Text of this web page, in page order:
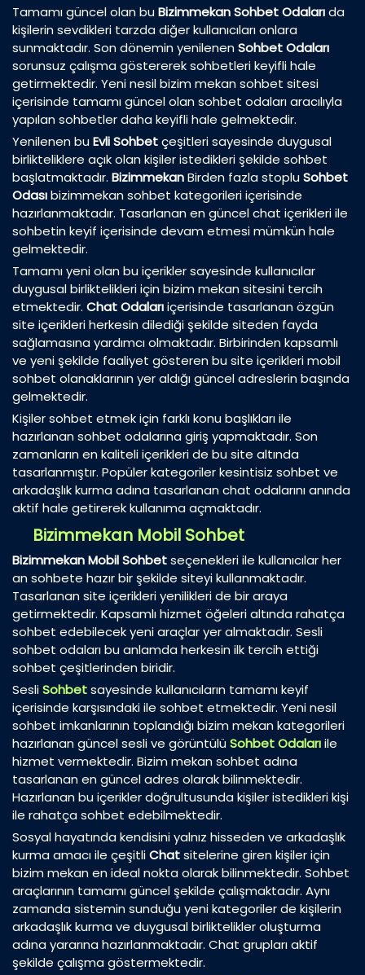
Tamamı güncel olan buBizimmekan Sohbet Odalarıda
kişilerin sevdikleri tarzda diğer kullanıcıları onlara
sunmaktadır. Son dönemin yenilenenSohbet Odaları
sorunsuz çalışma göstererek sohbetleri keyifli hale
getirmektedir. Yeni nesil bizim mekan sohbet sitesi
içerisinde tamamı güncel olan sohbet odaları aracılıyla
yapılan sohbetler daha keyifli hale gelmektedir.
Yenilenen buEvli Sohbetçeşitleri sayesinde duygusal
birlikteliklere açık olan kişiler istedikleri şekilde sohbet
başlatmaktadır. BizimmekanBirden fazla stopluSohbet
Odasıbizimmekan sohbet kategorileri içerisinde
hazırlanmaktadır. Tasarlanan en güncel chat içerikleri ile
sohbetin keyif içerisinde devam etmesi mümkün hale
gelmektedir.
Tamamı yeni olan bu içerikler sayesinde kullanıcılar
duygusal birliktelikleri için bizim mekan sitesini tercih
etmektedir. Chat Odalarıiçerisinde tasarlanan özgün
site içerikleri herkesin dilediği şekilde siteden fayda
sağlamasına yardımcı olmaktadır. Birbirinden kapsamlı
ve yeni şekilde faaliyet gösteren bu site içerikleri mobil
sohbet olanaklarının yer aldığı güncel adreslerin başında
gelmektedir.
Kişiler sohbet etmek için farklı konu başlıkları ile
hazırlanan sohbet odalarına giriş yapmaktadır. Son
zamanların en kaliteli içerikleri de bu site altında
tasarlanmıştır. Popüler kategoriler kesintisiz sohbet ve
arkadaşlık kurma adına tasarlanan chat odalarını anında
aktif hale getirerek kullanıma açmaktadır.
Bizimmekan Mobil Sohbet
Bizimmekan Mobil Sohbetseçenekleri ile kullanıcılar her
an sohbete hazır bir şekilde siteyi kullanmaktadır.
Tasarlanan site içerikleri yenilikleri de bir araya
getirmektedir. Kapsamlı hizmet öğeleri altında rahatça
sohbet edebilecek yeni araçlar yer almaktadır. Sesli
sohbet odaları bu anlamda herkesin ilk tercih ettiği
sohbet çeşitlerinden biridir.
SesliSohbetsayesinde kullanıcıların tamamı keyif
içerisinde karşısındaki ile sohbet etmektedir. Yeni nesil
sohbet imkanlarının toplandığı bizim mekan kategorileri
hazırlanan güncel sesli ve görüntülüSohbet Odalarıile
hizmet vermektedir. Bizim mekan sohbet adına
tasarlanan en güncel adres olarak bilinmektedir.
Hazırlanan bu içerikler doğrultusunda kişiler istedikleri kişi
ile rahatça sohbet edebilmektedir.
Sosyal hayatında kendisini yalnız hisseden ve arkadaşlık
kurma amacı ile çeşitliChatsitelerine giren kişiler için
bizim mekan en ideal nokta olarak bilinmektedir. Sohbet
araçlarının tamamı güncel şekilde çalışmaktadır. Aynı
zamanda sistemin sunduğu yeni kategoriler de kişilerin
arkadaşlık kurma ve duygusal birliktelikler oluşturma
adına yararına hazırlanmaktadır. Chat grupları aktif
şekilde çalışma göstermektedir.